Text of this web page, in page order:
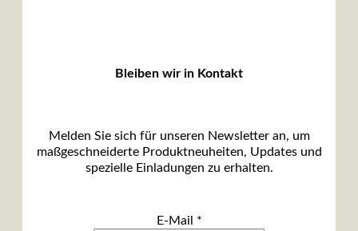
Bleiben wir in Kontakt
Melden Sie sich für unseren Newsletter an, um
maßgeschneiderte Produktneuheiten, Updates und
spezielle Einladungen zu erhalten.
E-Mail *